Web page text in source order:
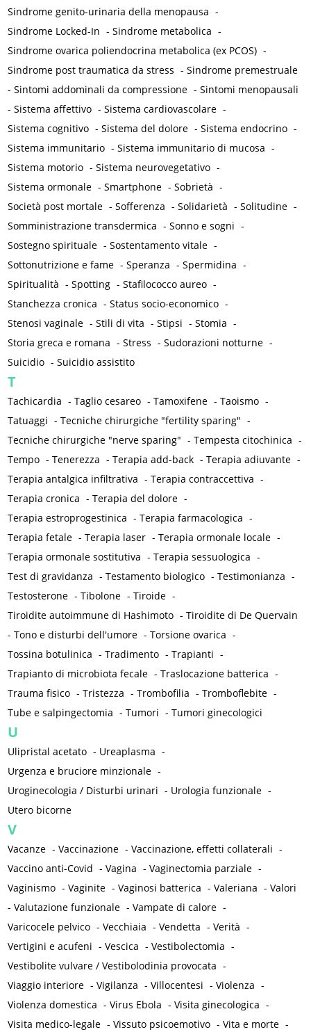
Sindrome genito-urinaria della menopausa -
Sindrome Locked-In -Sindrome metabolica -
Sindrome ovarica poliendocrina metabolica (ex PCOS) -
Sindrome post traumatica da stress -Sindrome premestruale
-Sintomi addominali da compressione -Sintomi menopausali
-Sistema affettivo -Sistema cardiovascolare -
Sistema cognitivo -Sistema del dolore -Sistema endocrino -
Sistema immunitario -Sistema immunitario di mucosa -
Sistema motorio -Sistema neurovegetativo -
Sistema ormonale -Smartphone -Sobrietà -
Società post mortale -Sofferenza -Solidarietà -Solitudine -
Somministrazione transdermica -Sonno e sogni -
Sostegno spirituale -Sostentamento vitale -
Sottonutrizione e fame -Speranza -Spermidina -
Spiritualità -Spotting -Stafilococco aureo -
Stanchezza cronica -Status socio-economico -
Stenosi vaginale -Stili di vita -Stipsi -Stomia -
Storia greca e romana -Stress -Sudorazioni notturne -
Suicidio -Suicidio assistito
T
Tachicardia -Taglio cesareo -Tamoxifene -Taoismo -
Tatuaggi -Tecniche chirurgiche "fertility sparing" -
Tecniche chirurgiche "nerve sparing" -Tempesta citochinica -
Tempo -Tenerezza -Terapia add-back -Terapia adiuvante -
Terapia antalgica infiltrativa -Terapia contraccettiva -
Terapia cronica -Terapia del dolore -
Terapia estroprogestinica -Terapia farmacologica -
Terapia fetale -Terapia laser -Terapia ormonale locale -
Terapia ormonale sostitutiva -Terapia sessuologica -
Test di gravidanza -Testamento biologico -Testimonianza -
Testosterone -Tibolone -Tiroide -
Tiroidite autoimmune di Hashimoto -Tiroidite di De Quervain
-Tono e disturbi dell'umore -Torsione ovarica -
Tossina botulinica -Tradimento -Trapianti -
Trapianto di microbiota fecale -Traslocazione batterica -
Trauma fisico -Tristezza -Trombofilia -Tromboflebite -
Tube e salpingectomia -Tumori -Tumori ginecologici
U
Ulipristal acetato - Ureaplasma -
Urgenza e bruciore minzionale -
Uroginecologia / Disturbi urinari - Urologia funzionale -
Utero bicorne
V
Vacanze -Vaccinazione -Vaccinazione, effetti collaterali -
Vaccino anti-Covid -Vagina -Vaginectomia parziale -
Vaginismo -Vaginite -Vaginosi batterica -Valeriana -Valori
-Valutazione funzionale -Vampate di calore -
Varicocele pelvico -Vecchiaia -Vendetta -Verità -
Vertigini e acufeni -Vescica -Vestibolectomia -
Vestibolite vulvare / Vestibolodinia provocata -
Viaggio interiore -Vigilanza -Villocentesi -Violenza -
Violenza domestica -Virus Ebola -Visita ginecologica -
Visita medico-legale -Vissuto psicoemotivo -Vita e morte -